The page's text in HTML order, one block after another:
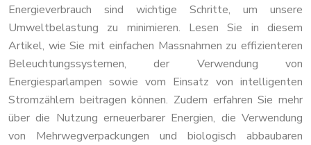
Energieverbrauch sind wichtige Schritte, um unsere
Umweltbelastung zu minimieren. Lesen Sie in diesem
Artikel, wie Sie mit einfachen Massnahmen zu effizienteren
Beleuchtungssystemen, der Verwendung von
Energiesparlampen sowie vom Einsatz von intelligenten
Stromzählern beitragen können. Zudem erfahren Sie mehr
über die Nutzung erneuerbarer Energien, die Verwendung
von Mehrwegverpackungen und biologisch abbaubaren